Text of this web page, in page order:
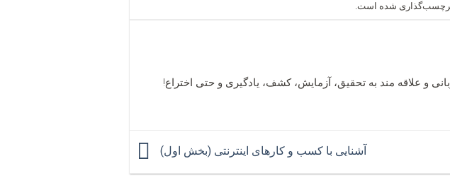
شده است.
و علاقه مند به تحقیق، آزمایش، کشف، یادگیری و حتی اختراع!
آشنایی با کسب و کارهای اینترنتی (بخش اول)